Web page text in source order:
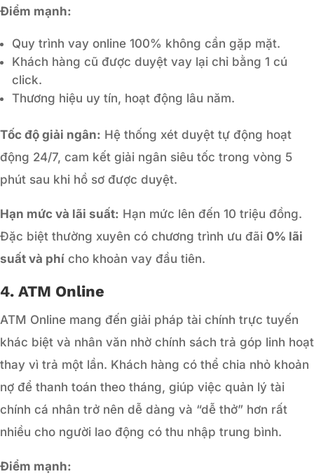
Điểm mạnh:
Quy trình vay online 100% không cần gặp mặt.
Khách hàng cũ được duyệt vay lại chỉ bằng 1 cú
click.
Thương hiệu uy tín, hoạt động lâu năm.
Tốc độ giải ngân: Hệ thống xét duyệt tự động hoạt
động 24/7, cam kết giải ngân siêu tốc trong vòng 5
phút sau khi hồ sơ được duyệt.
Hạn mức và lãi suất: Hạn mức lên đến 10 triệu đồng.
Đặc biệt thường xuyên có chương trình ưu đãi 0% lãi
suất và phí cho khoản vay đầu tiên.
4. ATM Online
ATM Online mang đến giải pháp tài chính trực tuyến
khác biệt và nhân văn nhờ chính sách trả góp linh hoạt
thay vì trả một lần. Khách hàng có thể chia nhỏ khoản
nợ để thanh toán theo tháng, giúp việc quản lý tài
chính cá nhân trở nên dễ dàng và “dễ thở” hơn rất
nhiều cho người lao động có thu nhập trung bình.
Điểm mạnh: